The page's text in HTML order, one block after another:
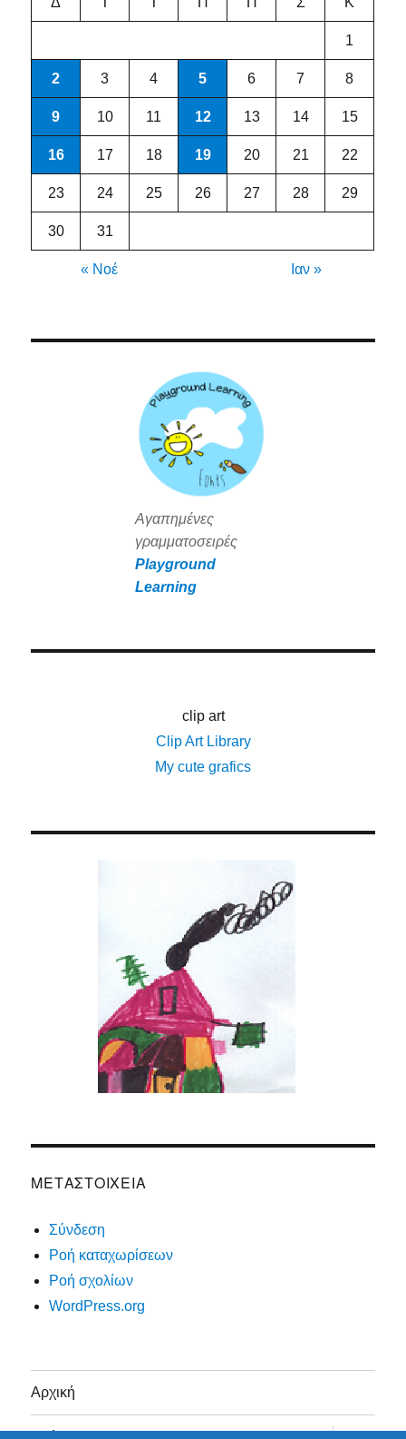
1
2 3 4 5 6 7 8
9 10 11 12 13 14 15
16 17 18 19 20 21 22
23 24 25 26 27 28 29
30 31
« Νοέ Ιαν »
Αγαπημένες
γραμματοσειρές
Playground
Learning
clip art
Clip Art Library
My cute grafics
ΜΕΤΑΣΤΟΙΧΕΊΑ
Σύνδεση
Ροή καταχωρίσεων
Ροή σχολίων
WordPress.org
Αρχική
επέκταση